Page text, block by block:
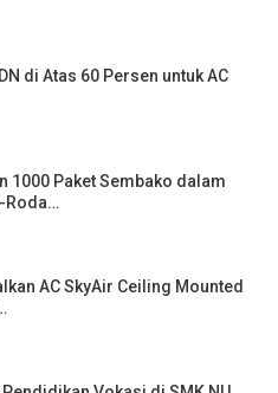
di Atas 60 Persen untuk AC
1000 Paket Sembako dalam
Roda…
AC SkyAir Ceiling Mounted